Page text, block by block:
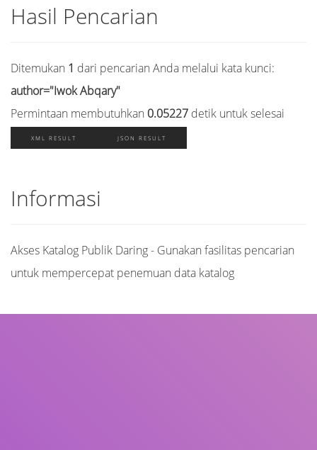
Hasil Pencarian
Ditemukan 1 dari pencarian Anda melalui kata kunci:
author="Iwok Abqary"
Permintaan membutuhkan 0.05227 detik untuk selesai
XML RESULT JSON RESULT
Informasi
Akses Katalog Publik Daring - Gunakan fasilitas pencarian
untuk mempercepat penemuan data katalog